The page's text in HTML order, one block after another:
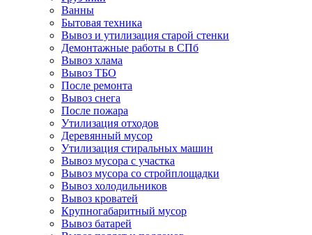
Ванны
Бытовая техника
Вывоз и утилизация старой стенки
Демонтажные работы в СПб
Вывоз хлама
Вывоз ТБО
После ремонта
Вывоз снега
После пожара
Утилизация отходов
Деревянный мусор
Утилизация стиральных машин
Вывоз мусора с участка
Вывоз мусора со стройплощадки
Вывоз холодильников
Вывоз кроватей
Крупногабаритный мусор
Вывоз батарей